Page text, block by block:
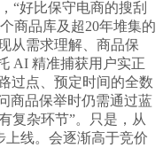
“好比保守电商的搜刮
商品库及超20年堆集的
从需求理解、商品保
AI 精准捕获用户实正
过点、预定时间的全数
商品保举时仍需通过蓝
复杂环节”。只是，从
上线。会逐渐高于竞价